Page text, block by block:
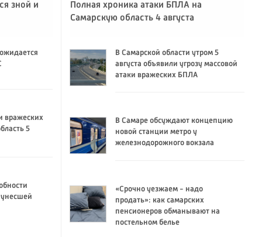
зной и
вражеских
5
Полная хроника атаки БПЛА на
Самарскую область 4 августа
В Самарской области утром 5
августа объявили угрозу массовой
атаки вражеских БПЛА
В Самаре обсуждают концепцию
новой станции метро у
железнодорожного вокзала
«Срочно уезжаем - надо
продать»: как самарских
пенсионеров обманывают на
постельном белье